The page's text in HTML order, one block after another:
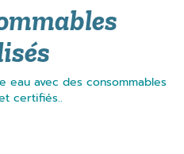
eau avec des consommables
certifiés..